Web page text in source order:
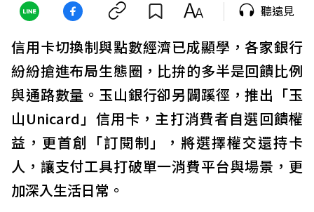
聽遠見
信用卡切換制與點數經濟已成顯學，各家銀行
紛紛搶進布局生態圈，比拚的多半是回饋比例
與通路數量。玉山銀行卻另闢蹊徑，推出「玉
山Unicard」信用卡，主打消費者自選回饋權
益，更首創「訂閱制」，將選擇權交還持卡
人，讓支付工具打破單一消費平台與場景，更
加深入生活日常。